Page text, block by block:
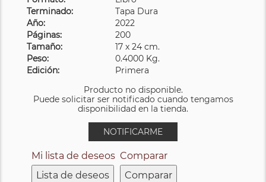
Terminado:
Tapa Dura
Año:
2022
Páginas:
200
Tamaño:
17 x 24 cm.
Peso:
0.4000 Kg.
Edición:
Primera
Producto no disponible.
Puede solicitar ser notificado cuando tengamos
disponibilidad en la tienda.
NOTIFICARME
Mi lista de deseos
Lista de deseos
Comparar
Comparar